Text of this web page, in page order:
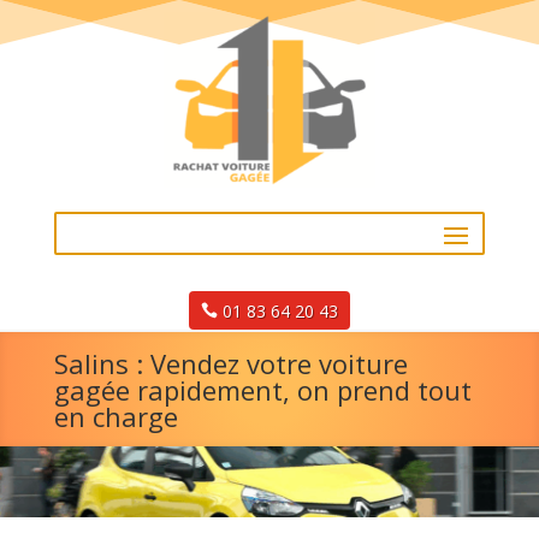
01 83 64 20 43
Salins : Vendez votre voiture
gagée rapidement, on prend tout
en charge